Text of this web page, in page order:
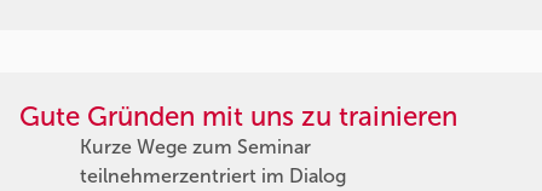
Gute Gründen mit uns zu trainieren
Kurze Wege zum Seminar
teilnehmerzentriert im Dialog